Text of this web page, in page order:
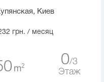
Киев
грн. / месяц
m2 0 3
Этаж